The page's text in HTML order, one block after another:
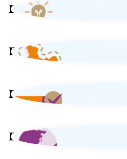
Expertise locale
Expérience sur-mesure
Paiement sécurisé
Engagement responsable